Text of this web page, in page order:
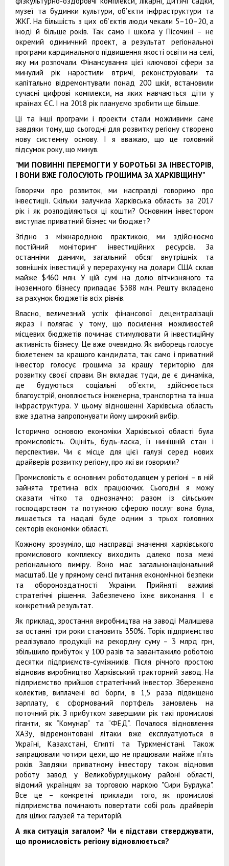
музеї та будинки культури, об’єкти інфраструктури та
ЖКГ. На більшість з цих об’єктів люди чекали 5–10–20, а
іноді й більше років. Так само і школа у Пісочині – не
окремий одиничний проект, а результат регіональної
програми кардинального підвищення якості освіти на селі,
яку ми розпочали. Фінансування цієї ключової сфери за
минулий рік наростили втричі, реконструювали та
капітально відремонтували понад 200 шкіл, встановили
сучасні цифрові комплекси, на яких навчаються діти у
країнах ЄС. І на 2018 рік плануємо зробити ще більше.
Ці та інші програми і проекти стали можливими саме
завдяки тому, що сьогодні для розвитку регіону створено
нову системну основу. І я вважаю, що це головний
підсумок року, що минув.
"МИ ПОВИННІ ПЕРЕМОГТИ У БОРОТЬБІ ЗА ІНВЕСТОРІВ,
І ВОНИ ВЖЕ ГОЛОСУЮТЬ ГРОШИМА ЗА ХАРКІВЩИНУ"
Говорячи про розвиток, ми насправді говоримо про
інвестиції. Скільки залучила Харківська область за 2017
рік і як розподіляються ці кошти? Основним інвестором
виступає приватний бізнес чи бюджет?
Згідно з міжнародною практикою, ми здійснюємо
постійний моніторинг інвестиційних ресурсів. За
останніми даними, загальний обсяг внутрішніх та
зовнішніх інвестицій у перерахунку на долари США склав
майже $460 млн. У цій сумі на долю вітчизняного та
іноземного бізнесу припадає $388 млн. Решту вкладено
за рахунок бюджетів всіх рівнів.
Власно, величезний успіх фінансової децентралізації
якраз і полягає у тому, що посилення можливостей
місцевих бюджетів починає стимулювати й інвестиційну
активність бізнесу. Це вже очевидно. Як виборець голосує
бюлетенем за кращого кандидата, так само і приватний
інвестор голосує грошима за кращу територію для
розвитку своєї справи. Він вкладає туди, де є динаміка,
де будуються соціальні об’єкти, здійснюється
благоустрій, оновлюється інженерна, транспортна та інша
інфраструктура. У цьому відношенні Харківська область
вже здатна запропонувати йому широкий вибір.
Історично основою економіки Харківської області була
промисловість. Оцініть, будь-ласка, її нинішній стан і
перспективи. Чи є місце для цієї галузі серед нових
драйверів розвитку регіону, про які ви говорили?
Промисловість є основним роботодавцем у регіоні – в ній
зайнята третина всіх працюючих. Сьогодні я можу
сказати чітко та однозначно: разом із сільським
господарством та потужною сферою послуг вона була,
лишається та надалі буде одним з трьох головних
секторів економіки області.
Кожному зрозуміло, що насправді значення харківського
промислового комплексу виходить далеко поза межі
регіонального виміру. Воно має загальнонаціональний
масштаб. Це у прямому сенсі питання економічної безпеки
та обороноздатності України. Прийняті важливі
стратегічні рішення. Забезпечено їхнє виконання. І є
конкретний результат.
Як приклад, зростання виробництва на заводі Малишева
за останні три роки становить 350%. Торік підприємство
реалізувало продукції на рекордну суму – 3 млрд грн,
збільшило прибуток у 100 разів та завантажило роботою
десятки підприємств-суміжників. Після річного простою
відновив виробництво Харківський тракторний завод. На
підприємство прийшов стратегічний інвестор. Збережено
колектив, виплачені всі борги, в 1,5 раза підвищено
зарплату, є сформований портфель замовлень на
поточний рік. З прибутком завершили рік такі промислові
гіганти, як “Комунар“ та “ФЕД“. Почалося відновлення
ХАЗу, відремонтовані літаки вже експлуатуються в
Україні, Казахстані, Єгипті та Туркменістані. Також
запрацювали чотири цехи, що не працювали майже п’ять
років. Завдяки приватному інвестору також відновив
роботу завод у Великобурлуцькому районі області,
відомий українцям за торговою маркою "Сири Бурлука".
Все це – конкретні приклади того, як промислові
підприємства починають повертати собі роль драйверів
для цілих галузей та територій.
А яка ситуація загалом? Чи є підстави стверджувати,
що промисловість регіону відновлюється?